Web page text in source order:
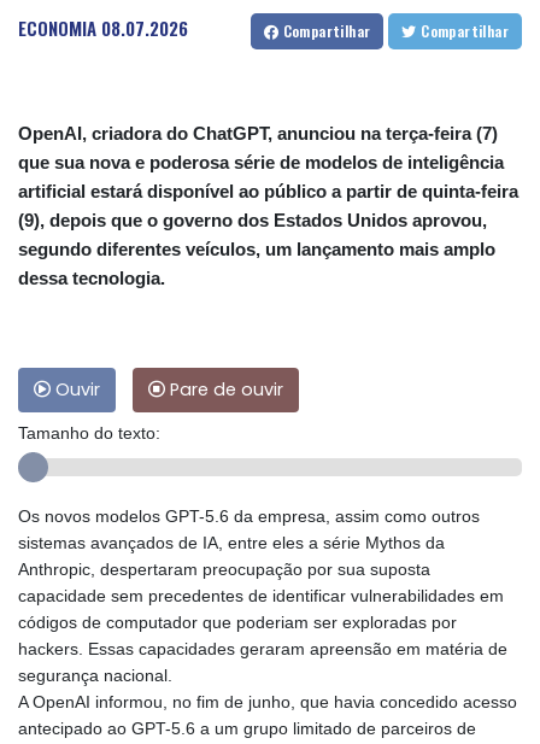
ECONOMIA 08.07.2026 Compartilhar Compartilhar
OpenAI, criadora do ChatGPT, anunciou na terça-feira (7)
que sua nova e poderosa série de modelos de inteligência
artificial estará disponível ao público a partir de quinta-feira
(9), depois que o governo dos Estados Unidos aprovou,
segundo diferentes veículos, um lançamento mais amplo
dessa tecnologia.
Ouvir Pare de ouvir
Tamanho do texto:
Os novos modelos GPT-5.6 da empresa, assim como outros
sistemas avançados de IA, entre eles a série Mythos da
Anthropic, despertaram preocupação por sua suposta
capacidade sem precedentes de identificar vulnerabilidades em
códigos de computador que poderiam ser exploradas por
hackers. Essas capacidades geraram apreensão em matéria de
segurança nacional.
A OpenAI informou, no fim de junho, que havia concedido acesso
antecipado ao GPT-5.6 a um grupo limitado de parceiros de